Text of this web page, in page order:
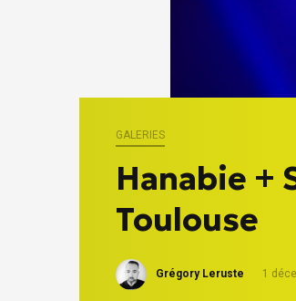
GALERIES
Hanabie +
Toulouse
Grégory Leruste 1